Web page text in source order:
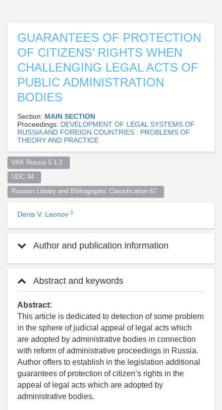
GUARANTEES OF PROTECTION
OF CITIZENS’ RIGHTS WHEN
CHALLENGING LEGAL ACTS OF
PUBLIC ADMINISTRATION
BODIES
Section: MAIN SECTION
Proceedings: DEVELOPMENT OF LEGAL SYSTEMS OF
RUSSIA AND FOREIGN COUNTRIES : PROBLEMS OF
THEORY AND PRACTICE
VAK Russia 5.1.2
UDC 34
Russian Library and Bibliographic Classification 67
Denis V. Leonov 1
Author and publication information
Abstract and keywords
Abstract:
This article is dedicated to detection of some problem
in the sphere of judicial appeal of legal acts which
are adopted by administrative bodies in connection
with reform of administrative proceedings in Russia.
Author offers to establish in the legislation additional
guarantees of protection of citizen’s rights in the
appeal of legal acts which are adopted by
administrative bodies.